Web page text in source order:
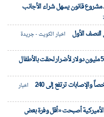
قانون يسهل شراء الأجانب
اخبار الكويت - جريدة
اخبار
أصبحت «أقل وفرة بعض